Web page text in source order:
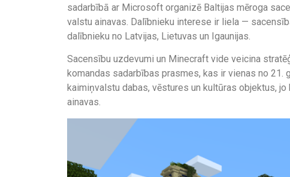
sadarbībā ar Microsoft organizē Baltijas mēroga
valstu ainavas. Dalībnieku interese ir liela —
dalībnieku no Latvijas, Lietuvas un Igaunijas.
Sacensību uzdevumi un Minecraft vide veicina
komandas sadarbības prasmes, kas ir vienas no
kaimiņvalstu dabas, vēstures un kultūras objektus,
ainavas.